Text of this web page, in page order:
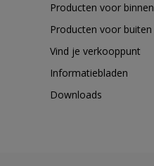
Producten voor binnen
Producten voor buiten
Vind je verkooppunt
Informatiebladen
Downloads